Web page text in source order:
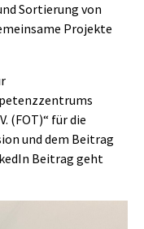
Sortierung von
Projekte
(FOT)“ für die
und dem Beitrag
Beitrag geht